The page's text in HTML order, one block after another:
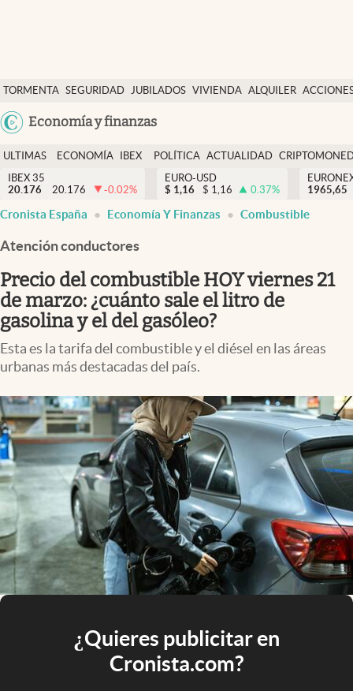
TORMENTA SEGURIDAD JUBILADOS VIVIENDA ALQUILER
USA
Colombia
Economía y finanzas
Economía y finanzas
Política
Actualidad
Criptomonedas
España
ULTIMAS
NOTICIAS
ECONOMÍA
FINANZAS
IBEX
EURO
POLÍTICA ACTUALIDAD
IBEX 35
20.176
20.176 -0.02%
EURO-USD
$ 1,16 $ 1,16 0.37%
1965,65
Cronista España Economía Y Finanzas Combustible
Atención conductores
Precio del combustible HOY viernes 21
de marzo: ¿cuánto sale el litro de
gasolina y el del gasóleo?
Esta es la tarifa del combustible y el diésel en las áreas
urbanas más destacadas del país.
¿Quieres publicitar en
Cronista.com?